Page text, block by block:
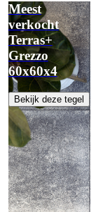
Meest
verkocht
Terras+
Grezzo
60x60x4
Bekijk deze tegel